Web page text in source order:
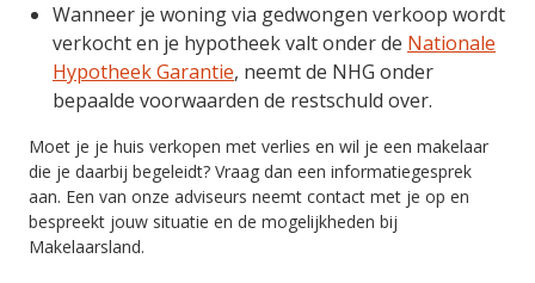
Wanneer je woning via gedwongen verkoop wordt
verkocht en je hypotheek valt onder de Nationale
Hypotheek Garantie, neemt de NHG onder
bepaalde voorwaarden de restschuld over.
Moet je je huis verkopen met verlies en wil je een makelaar
die je daarbij begeleidt? Vraag dan een informatiegesprek
aan. Een van onze adviseurs neemt contact met je op en
bespreekt jouw situatie en de mogelijkheden bij
Makelaarsland.